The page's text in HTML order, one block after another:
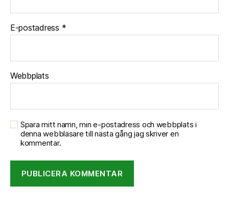
E-postadress *
Webbplats
Spara mitt namn, min e-postadress och webbplats i
denna webbläsare till nästa gång jag skriver en
kommentar.